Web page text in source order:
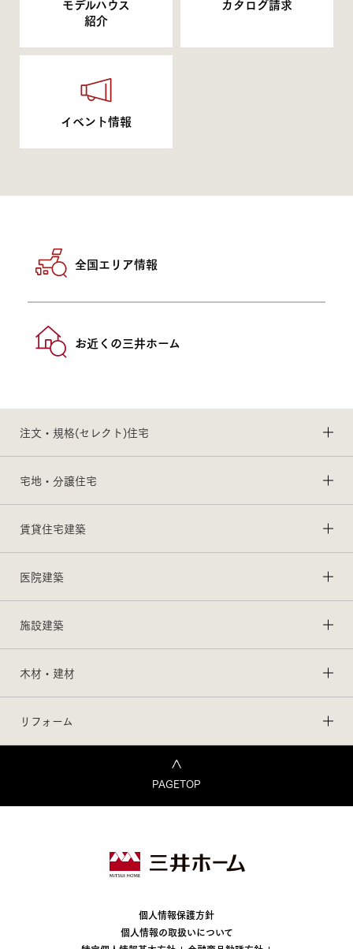
モデルハウス
紹介
カタログ請求
イベント情報
全国エリア情報
お近くの三井ホーム
注文・規格(セレクト)住宅
宅地・分譲住宅
賃貸住宅建築
医院建築
施設建築
木材・建材
リフォーム
PAGETOP
個人情報保護方針
個人情報の取扱いについて